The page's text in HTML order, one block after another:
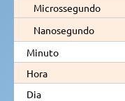
Microssegundo
Nanosegundo
Minuto
Hora
Dia